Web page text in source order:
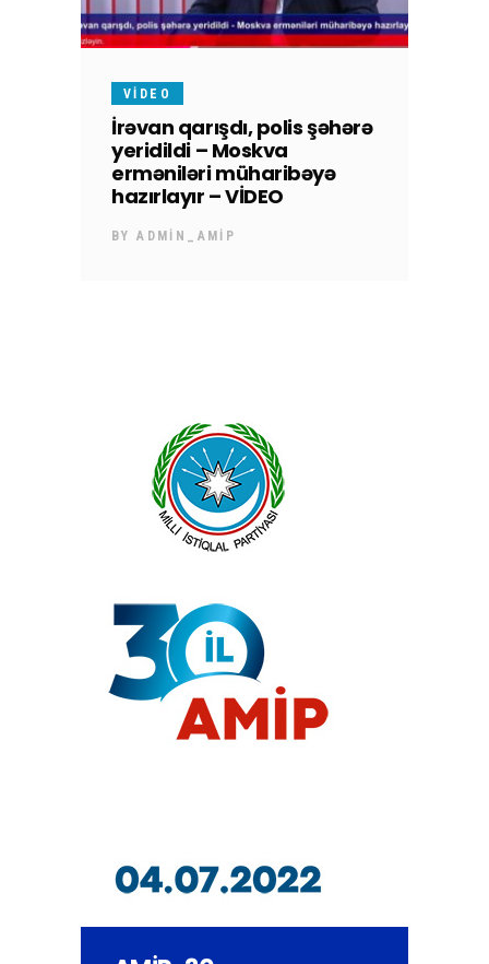
VIDEO
İrəvan qarışdı, polis şəhərə
yeridildi – Moskva
erməniləri müharibəyə
hazırlayır – VİDEO
BYADMIN_AMIP